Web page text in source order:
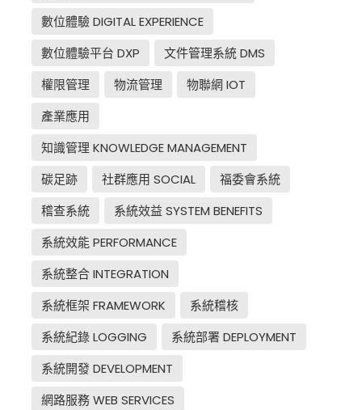
數位體驗 DIGITAL EXPERIENCE
數位體驗平台 DXP
文件管理系統 DMS
權限管理
物流管理
物聯網 IOT
產業應用
知識管理 KNOWLEDGE MANAGEMENT
碳足跡
社群應用 SOCIAL
福委會系統
稽查系統
系統效益 SYSTEM BENEFITS
系統效能 PERFORMANCE
系統整合 INTEGRATION
系統框架 FRAMEWORK
系統稽核
系統紀錄 LOGGING
系統部署 DEPLOYMENT
系統開發 DEVELOPMENT
網路服務 WEB SERVICES